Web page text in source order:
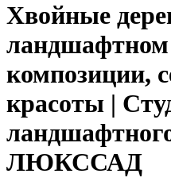
Хвойные
ландшафтном
композиции,
красоты |
ЛЮКССАД